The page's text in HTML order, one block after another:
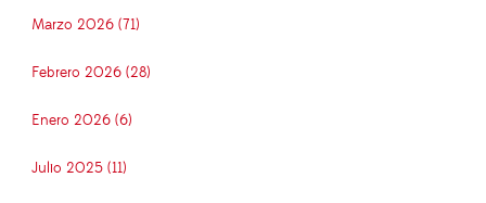
Marzo 2026 (71)
Febrero 2026 (28)
Enero 2026 (6)
Julio 2025 (11)